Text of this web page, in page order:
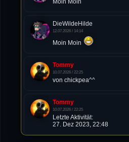
DieWildeHilde
12.07.2026 / 14:14
Moin Moin
Tommy
10.07.2026 / 22:25
von chickpea^^
Tommy
10.07.2026 / 22:25
Letzte Aktivität:
27. Dez 2023, 22:48